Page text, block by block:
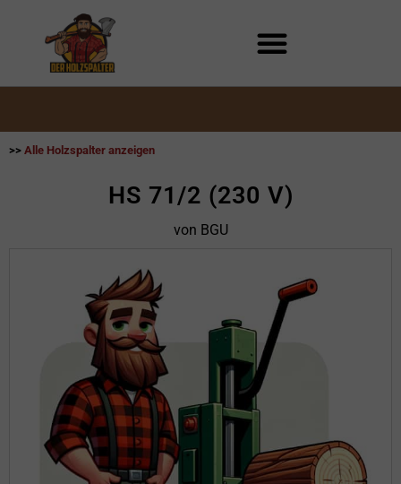
>> Alle Holzspalter anzeigen
HS 71/2 (230 V)
von BGU